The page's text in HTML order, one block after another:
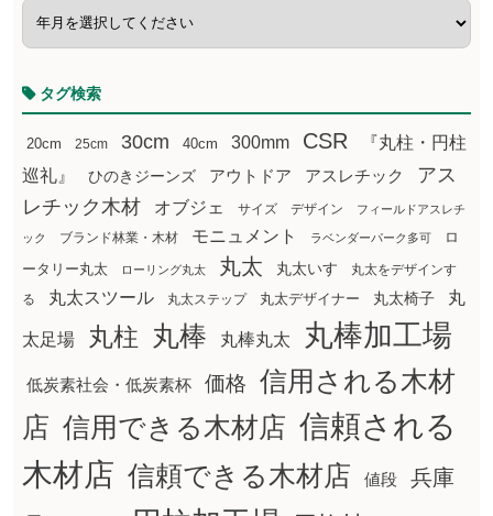
タグ検索
20cm 25cm 30cm 40cm 300mm CSR
『丸柱・円柱
巡礼』
ひのきジーンズ アウトドア アスレチック
アス
レチック木材
オブジェ サイズ デザイン フィールドアスレチ
ック ブランド林業・木材 モニュメント ラベンダーパーク多可
ロ
ータリー丸太
ローリング丸太 丸太 丸太いす
丸太をデザインす
る
丸太スツール 丸太ステップ 丸太デザイナー 丸太椅子 丸
太足場 丸柱 丸棒 丸棒丸太 丸棒加工場
低炭素社会・低炭素杯 価格
信用される木材
店 信用できる木材店 信頼される
木材店 信頼できる木材店 値段
兵庫